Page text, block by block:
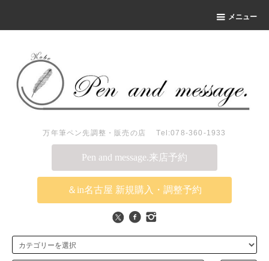
メニュー
万年筆ペン先調整・販売の店 Tel:078-360-1933
Pen and message.来店予約
＆in名古屋 新規購入・調整予約